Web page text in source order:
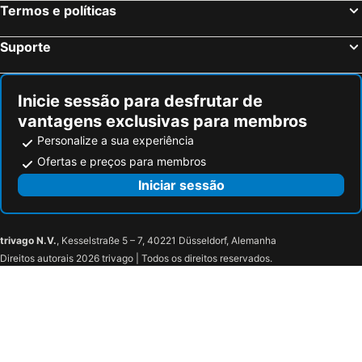
Ibis Budget Bilbao Barakaldo
Basque Boutique
BYPILLOW Irala
Micampus Bilbao
Hotel Bilbi
Residencia Universitaria Resa San Mamés
Hotel Miro
Catalonia Gran Vía Bilbao
Torrebillela
Hotel Lauaxeta
Hotel Lauxeta Berria
Bekoabadene
Hotel New Bilbao Airport
Hotel The Park Derio
Hotel Aretxarte
Hotel Seminario Bilbao
Termos e políticas
Suporte
Inicie sessão para desfrutar de
vantagens exclusivas para membros
Personalize a sua experiência
Ofertas e preços para membros
Iniciar sessão
trivago N.V., Kesselstraße 5 – 7, 40221 Düsseldorf, Alemanha
Direitos autorais 2026 trivago | Todos os direitos reservados.